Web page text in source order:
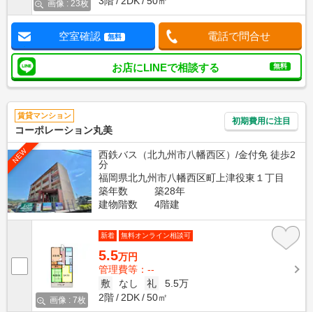
画像 : 23枚
空室確認 無料 電話で問合せ
お店にLINEで相談する 無料
賃貸マンション
コーポレーション丸美
初期費用に注目
NEW
西鉄バス（北九州市八幡西区）/金付免 徒歩2
分
福岡県北九州市八幡西区町上津役東１丁目
築年数
築28年
建物階数
4階建
画像 : 7枚
新着 無料オンライン相談可
5.5万円
管理費等：--
敷
なし 礼
5.5万
2階
2DK 50㎡